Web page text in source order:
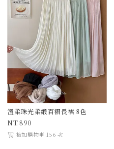
溫柔珠光柔緞百褶長裙 8色
890
被加購物車 156 次